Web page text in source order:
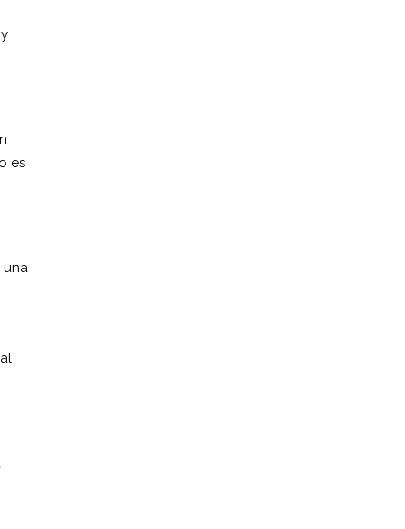
es
una